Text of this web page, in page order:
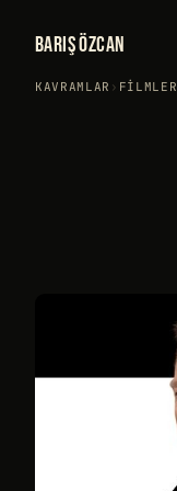
BARIŞ ÖZCAN
KAVRAMLAR › FILMLER